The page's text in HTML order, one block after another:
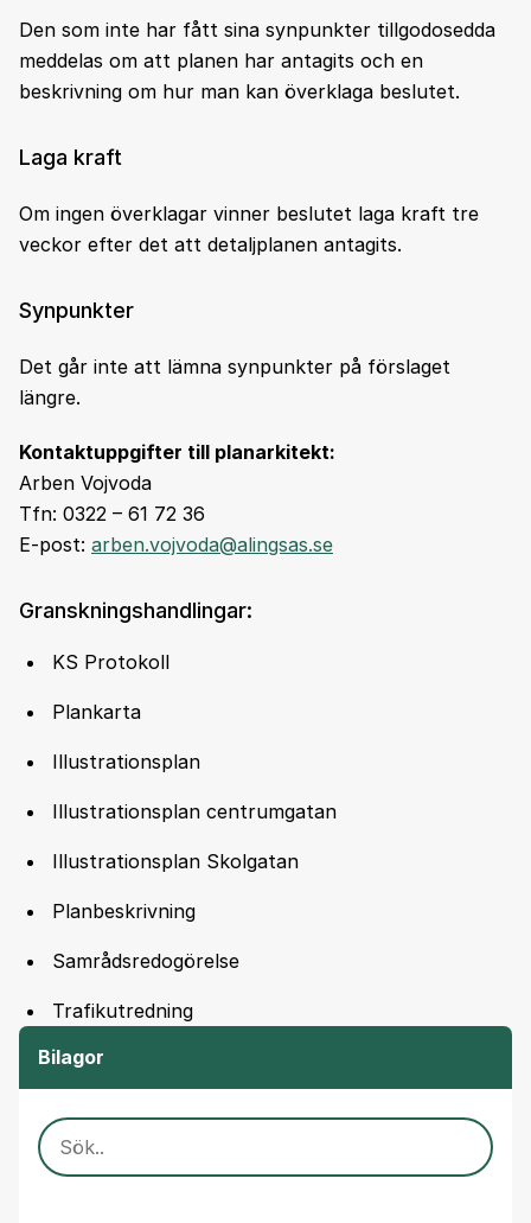
Den som inte har fått sina synpunkter tillgodosedda
meddelas om att planen har antagits och en
beskrivning om hur man kan överklaga beslutet.
Laga kraft
Om ingen överklagar vinner beslutet laga kraft tre
veckor efter det att detaljplanen antagits.
Synpunkter
Det går inte att lämna synpunkter på förslaget
längre.
Kontaktuppgifter till planarkitekt:
Arben Vojvoda
Tfn: 0322 – 61 72 36
E-post: arben.vojvoda@alingsas.se
Granskningshandlingar:
KS Protokoll
Plankarta
Illustrationsplan
Illustrationsplan centrumgatan
Illustrationsplan Skolgatan
Planbeskrivning
Samrådsredogörelse
Trafikutredning
Bilagor
SÖK